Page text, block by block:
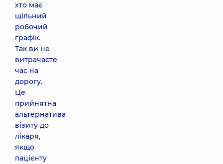
хто має
щільний
робочий
графік.
Так ви не
витрачаєте
час на
дорогу.
Це
прийнятна
альтернатива
візиту до
лікаря,
якщо
пацієнту